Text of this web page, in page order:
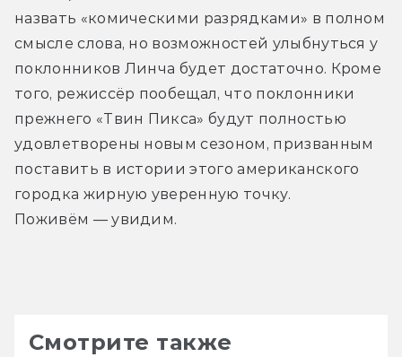
назвать «комическими разрядками» в полном
смысле слова, но возможностей улыбнуться у
поклонников Линча будет достаточно. Кроме
того, режиссёр пообещал, что поклонники
прежнего «Твин Пикса» будут полностью
удовлетворены новым сезоном, призванным
поставить в истории этого американского
городка жирную уверенную точку.
Поживём — увидим.
Смотрите также